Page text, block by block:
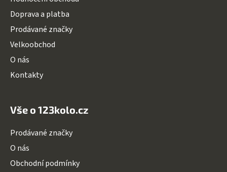
Doprava a platba
Prodávané značky
Velkoobchod
O nás
Kontakty
Vše o 123kolo.cz
Prodávané značky
O nás
Obchodní podmínky